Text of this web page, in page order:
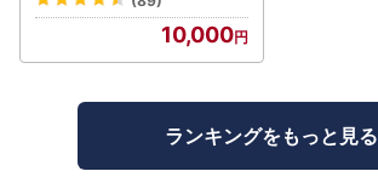
10,000
ランキングをもっと見る